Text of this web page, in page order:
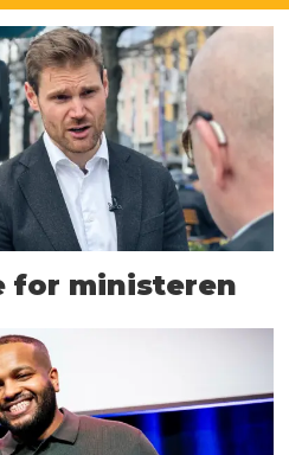
for ministeren